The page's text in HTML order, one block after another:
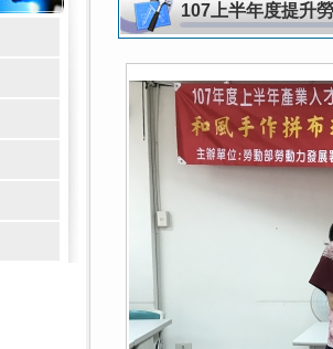
107上半年度提升